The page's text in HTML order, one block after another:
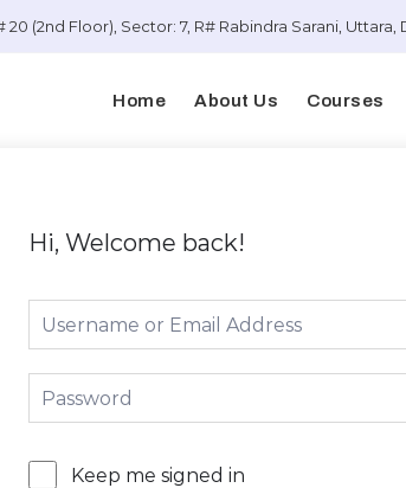
20 (2nd Floor), Sector: 7, R# Rabindra Sarani, Uttara,
Home About Us Courses
Hi, Welcome back!
Keep me signed in